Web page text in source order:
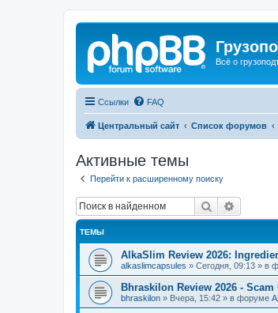
Всё о
Ссылки FAQ
Центральный сайт Список форумов
Активные темы
Перейти к расширенному поиску
Поиск
ТЕМЫ
AlkaSlim Review 2026:
alkaslimcapsules » Сегодня, 09:13 » в
Bhraskilon Review 2026 -
bhraskilon » Вчера, 15:42 » в форуме